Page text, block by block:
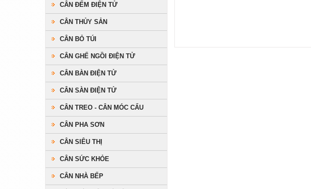
CÂN ĐẾM ĐIỆN TỬ
CÂN THỦY SẢN
CÂN BỎ TÚI
CÂN GHẾ NGỒI ĐIỆN TỬ
CÂN BÀN ĐIỆN TỬ
CÂN SÀN ĐIỆN TỬ
CÂN TREO - CÂN MÓC CẨU
CÂN PHA SƠN
CÂN SIÊU THỊ
CÂN SỨC KHỎE
CÂN NHÀ BẾP